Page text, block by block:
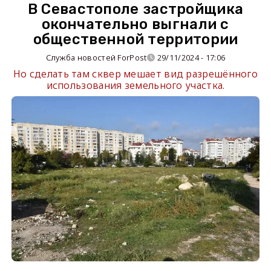
В Севастополе застройщика
окончательно выгнали с
общественной территории
Служба новостей ForPost 29/11/2024 - 17:06
Но сделать там сквер мешает вид разрешённого
использования земельного участка.